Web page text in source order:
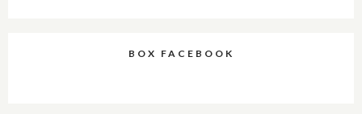
BOX FACEBOOK